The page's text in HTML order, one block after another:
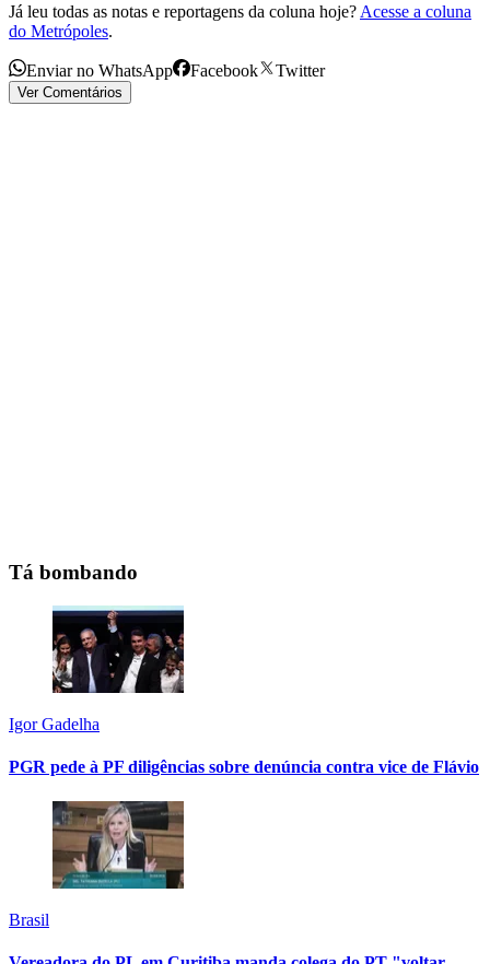
Já leu todas as notas e reportagens da coluna hoje? Acesse a coluna
do Metrópoles.
Enviar no WhatsApp Facebook Twitter
Ver Comentários
Tá bombando
Igor Gadelha
PGR pede à PF diligências sobre denúncia contra vice de Flávio
Brasil